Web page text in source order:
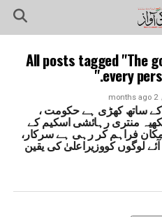
All posts tagged "The
every
2 months ago
ساتھ کھڑی ہے حکومت ،
منتری رہائشی اسکیم کے
فراہم کر رہی ہے سرکار،
لوگوں کووزیراعلیٰ کی یقین